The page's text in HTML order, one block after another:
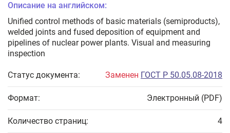
Описание на английском:
Unified control methods of basic materials (semiproducts),
welded joints and fused deposition of equipment and
pipelines of nuclear power plants. Visual and measuring
inspection
Статус документа: Заменен ГОСТ Р 50.05.08-2018
Формат: Электронный (PDF)
Количество страниц: 4